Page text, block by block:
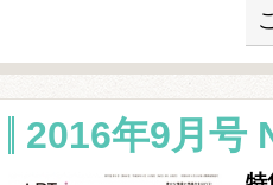
2016年9月号